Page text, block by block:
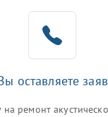
оставляете
на ремонт